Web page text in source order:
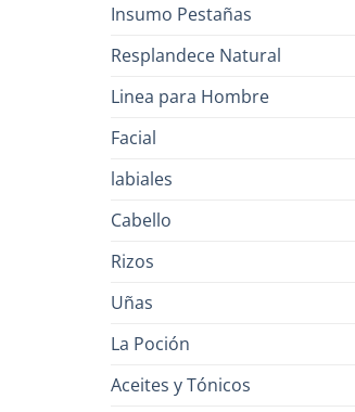
Insumo Pestañas
Resplandece Natural
Linea para Hombre
Facial
labiales
Cabello
Rizos
Uñas
La Poción
Aceites y Tónicos